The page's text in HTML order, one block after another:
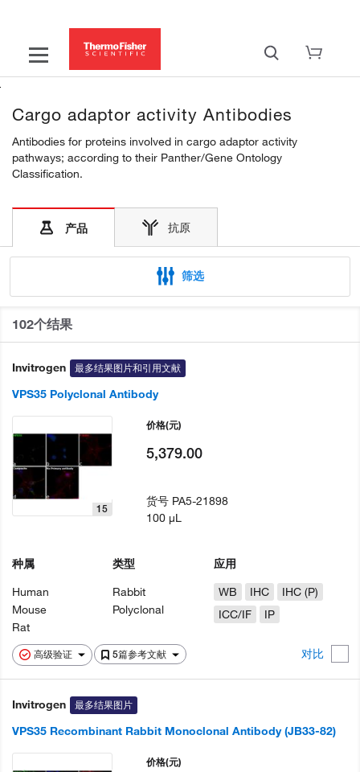
Cargo adaptor activity Antibodies
Antibodies for proteins involved in cargo adaptor activity
pathways; according to their Panther/Gene Ontology
Classification.
产品 抗原
筛选
102个结果
Invitrogen 最多结果图片和引用文献
VPS35 Polyclonal Antibody
高级验证 5篇参考文献 对比
15
种属
Human
Mouse
Rat
类型
Rabbit
Polyclonal
应用
WB
IHC
IHC (P)
ICC/IF
IP
价格(元)
5,379.00
货号 PA5-21898
100 µL
Invitrogen 最多结果图片
VPS35 Recombinant Rabbit Monoclonal Antibody (JB33-82)
价格(元)